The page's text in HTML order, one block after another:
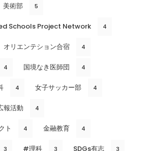
美術部 5
Schools Project Network 4
オリエンテション合宿 4
4 国境なき医師団 4
4 女子サッカー部 4
報活動 4
ト 4 金融教育 4
3 #理科 3 SDGs有志 3